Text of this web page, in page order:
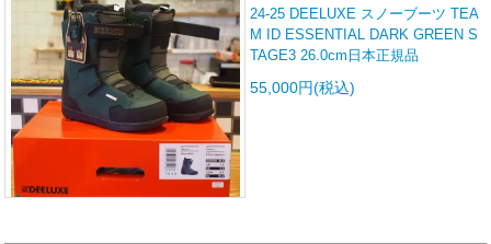
24-25 DEELUXE スノーブーツ TEA
M ID ESSENTIAL DARK GREEN S
TAGE3 26.0cm日本正規品
55,000円(税込)